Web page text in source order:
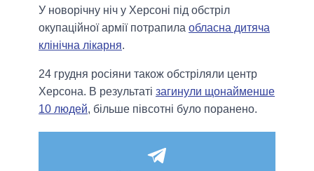
У новорічну ніч у Херсоні під обстріл
окупаційної армії потрапила обласна дитяча
клінічна лікарня.
24 грудня росіяни також обстріляли центр
Херсона. В результаті загинули щонайменше
10 людей, більше півсотні було поранено.